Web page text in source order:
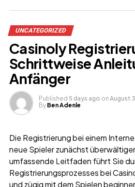
Erlebnis für alle Vorlieben.
UNCATEGORIZED
Casinoly
Schrittweise
Anfänger
Published 5 days ago on August
By Ben Adenle
Die Registrierung bei einem
neue Spieler zunächst
umfassende Leitfaden führt Sie
Registrierungsprozesses bei
und zügig mit dem Spielen